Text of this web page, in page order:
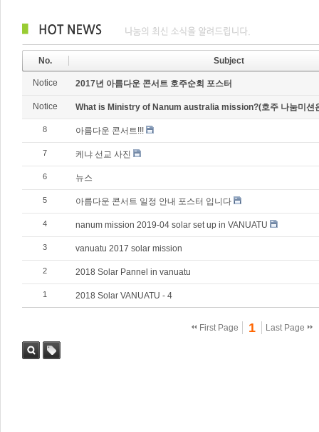
No. Subject
Notice 2017년 아름다운 콘서트 호주순회 포스터
Notice What is Ministry of Nanum australia mission?(호주 나눔미션
8 아름다운 콘서트!!!
7 케냐 선교 사진
6 뉴스
5 아름다운 콘서트 일정 안내 포스터 입니다
4 nanum mission 2019-04 solar set up in VANUATU
3 vanuatu 2017 solar mission
2 2018 Solar Pannel in vanuatu
1 2018 Solar VANUATU - 4
First Page 1 Last Page